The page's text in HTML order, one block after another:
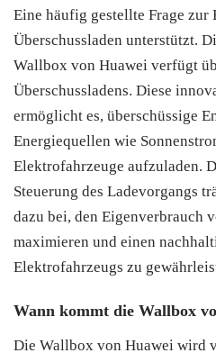
Eine häufig gestellte Frage
Überschussladen unterstützt.
Wallbox von Huawei verfügt
Überschussladens. Diese
ermöglicht es, überschüssige
Energiequellen wie
Elektrofahrzeuge aufzuladen.
Steuerung des Ladevorgangs
dazu bei, den Eigenverbrauch
maximieren und einen
Elektrofahrzeugs zu
Wann kommt die Wallbox
Die Wallbox von Huawei wird